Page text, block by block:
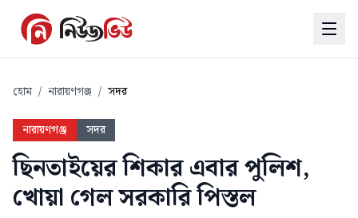
হোম / নারায়ণগঞ্জ / সদর
নারায়ণগঞ্জ সদর
ছিনতাইয়ের শিকার এবার পুলিশ,
খোয়া গেল সরকারি পিস্তল